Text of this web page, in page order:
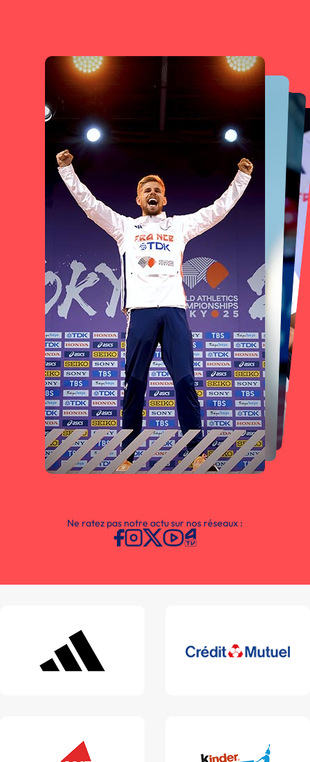
Ne ratez pas notre actu sur nos réseaux :